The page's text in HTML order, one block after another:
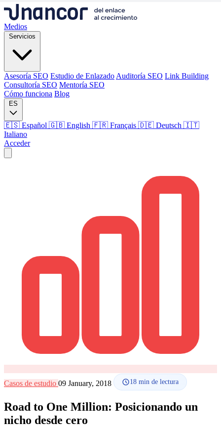
Medios
Servicios
Asesoría SEO Estudio de Enlazado Auditoría SEO Link Building
Consultoría SEO Mentoría SEO
Cómo funciona Blog
ES
🇪🇸 Español 🇬🇧 English 🇫🇷 Français 🇩🇪 Deutsch 🇮🇹
Italiano
Acceder
Mentoría SEO
🇪🇸 ES
🇫🇷 FR
Casos de estudio 09 January, 2018 18 min de lectura
Road to One Million: Posicionando un
nicho desde cero